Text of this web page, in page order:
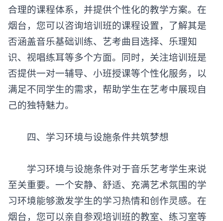
合理的课程体系，并提供个性化的教学方案。在
烟台，您可以咨询培训班的课程设置，了解其是
否涵盖音乐基础训练、艺考曲目选择、乐理知
识、视唱练耳等多个方面。同时，关注培训班是
否提供一对一辅导、小班授课等个性化服务，以
满足不同学生的需求，帮助学生在艺考中展现自
己的独特魅力。
‌四、学习环境与设施条件共筑梦想‌
学习环境与设施条件对于音乐艺考学生来说
至关重要。一个安静、舒适、充满艺术氛围的学
习环境能够激发学生的学习热情和创作灵感。在
烟台，您可以亲自参观培训班的教室、练习室等